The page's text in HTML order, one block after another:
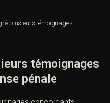
plusieurs témoignages
: défense